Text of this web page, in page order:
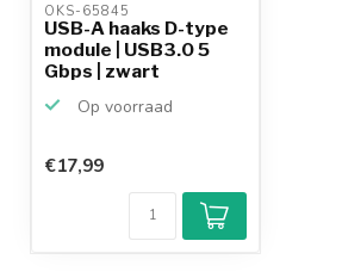
OKS-65845
USB-A haaks D-type
module | USB3.0 5
Gbps | zwart
Op voorraad
€17,99